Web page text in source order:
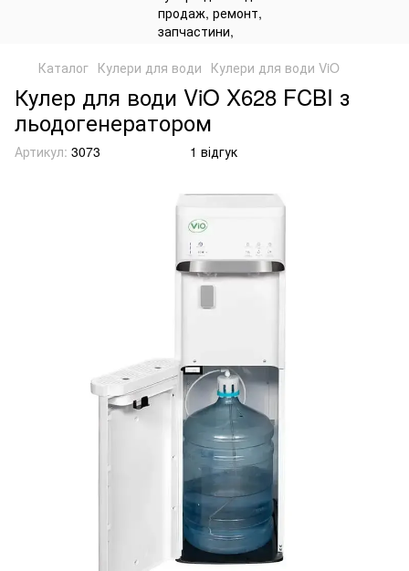
Каталог Кулери для води Кулери для води ViO
Кулер для води ViO X628 FCBI з
льодогенератором
Артикул: 3073 1 відгук